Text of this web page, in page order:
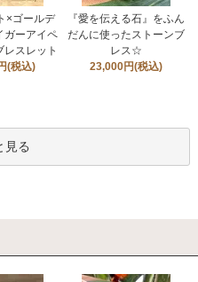
×ゴールデ
ガーアイペ
レスレット
(税込)
『愛を伝える石』をふん
だんに使ったストーンブ
レス☆
23,000円(税込)
見る